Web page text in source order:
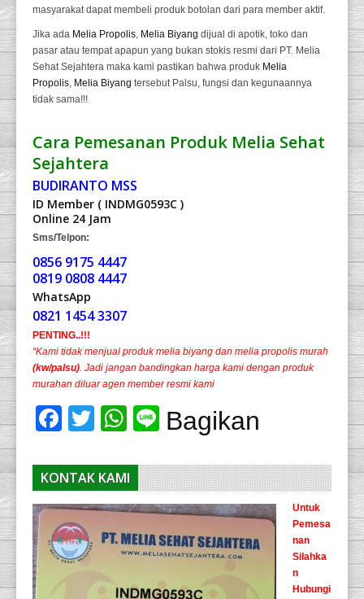
masyarakat dapat membeli produk botolan dari para member aktif.
Jika ada Melia Propolis, Melia Biyang dijual di apotik, toko dan
pasar atau tempat apapun yang bukan stokis resmi dari PT. Melia
Sehat Sejahtera maka kami pastikan bahwa produk Melia
Propolis, Melia Biyang tersebut Palsu, fungsi dan kegunaannya
tidak sama!!!
Cara Pemesanan Produk Melia Sehat
Sejahtera
BUDIRANTO MSS
ID Member ( INDMG0593C )
Online 24 Jam
Sms/Telpon:
0856 9175 4447
0819 0808 4447
WhatsApp
0821 1454 3307
PENTING..!!!
“Kami tidak menjual produk melia biyang dan melia propolis murah
(kw/palsu). Jadi jangan bandingkan harga kami dengan produk
murahan diluar agen member resmi kami
Facebook
TwitterWhatsApp
Line
Bagikan
KONTAK KAMI
Untuk
Pemesa
nan
Silahka
n
Hubungi